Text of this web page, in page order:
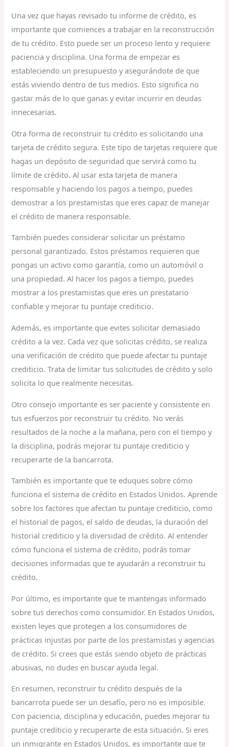
Una vez que hayas revisado tu informe de crédito, es
importante que comiences a trabajar en la reconstrucción
de tu crédito. Esto puede ser un proceso lento y requiere
paciencia y disciplina. Una forma de empezar es
estableciendo un presupuesto y asegurándote de que
estás viviendo dentro de tus medios. Esto significa no
gastar más de lo que ganas y evitar incurrir en deudas
innecesarias.
Otra forma de reconstruir tu crédito es solicitando una
tarjeta de crédito segura. Este tipo de tarjetas requiere que
hagas un depósito de seguridad que servirá como tu
límite de crédito. Al usar esta tarjeta de manera
responsable y haciendo los pagos a tiempo, puedes
demostrar a los prestamistas que eres capaz de manejar
el crédito de manera responsable.
También puedes considerar solicitar un préstamo
personal garantizado. Estos préstamos requieren que
pongas un activo como garantía, como un automóvil o
una propiedad. Al hacer los pagos a tiempo, puedes
mostrar a los prestamistas que eres un prestatario
confiable y mejorar tu puntaje crediticio.
Además, es importante que evites solicitar demasiado
crédito a la vez. Cada vez que solicitas crédito, se realiza
una verificación de crédito que puede afectar tu puntaje
crediticio. Trata de limitar tus solicitudes de crédito y solo
solicita lo que realmente necesitas.
Otro consejo importante es ser paciente y consistente en
tus esfuerzos por reconstruir tu crédito. No verás
resultados de la noche a la mañana, pero con el tiempo y
la disciplina, podrás mejorar tu puntaje crediticio y
recuperarte de la bancarrota.
También es importante que te eduques sobre cómo
funciona el sistema de crédito en Estados Unidos. Aprende
sobre los factores que afectan tu puntaje crediticio, como
el historial de pagos, el saldo de deudas, la duración del
historial crediticio y la diversidad de crédito. Al entender
cómo funciona el sistema de crédito, podrás tomar
decisiones informadas que te ayudarán a reconstruir tu
crédito.
Por último, es importante que te mantengas informado
sobre tus derechos como consumidor. En Estados Unidos,
existen leyes que protegen a los consumidores de
prácticas injustas por parte de los prestamistas y agencias
de crédito. Si crees que estás siendo objeto de prácticas
abusivas, no dudes en buscar ayuda legal.
En resumen, reconstruir tu crédito después de la
bancarrota puede ser un desafío, pero no es imposible.
Con paciencia, disciplina y educación, puedes mejorar tu
puntaje crediticio y recuperarte de esta situación. Si eres
un inmigrante en Estados Unidos, es importante que te